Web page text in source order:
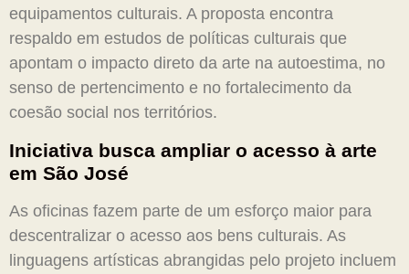
equipamentos culturais. A proposta encontra
respaldo em estudos de políticas culturais que
apontam o impacto direto da arte na autoestima, no
senso de pertencimento e no fortalecimento da
coesão social nos territórios.
Iniciativa busca ampliar o acesso à arte
em São José
As oficinas fazem parte de um esforço maior para
descentralizar o acesso aos bens culturais. As
linguagens artísticas abrangidas pelo projeto incluem